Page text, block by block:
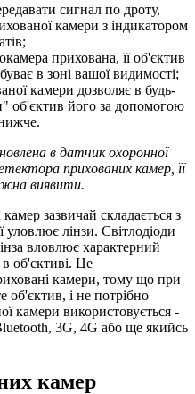
сигнал по дроту,
камери з індикатором
прихована, її об'єктив
в зоні вашої видимості;
камери дозволяє в будь-
об'єктив його за допомогою
в датчик охоронної
прихованих камер, її
виявити.
зазвичай складається з
уловлює лінзи. Світлодіоди
вловлює характерний
об'єктиві. Це
камери, тому що при
об'єктив, і не потрібно
камери використовується -
3G, 4G або ще якийсь
камер